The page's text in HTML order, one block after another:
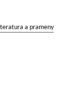
a prameny